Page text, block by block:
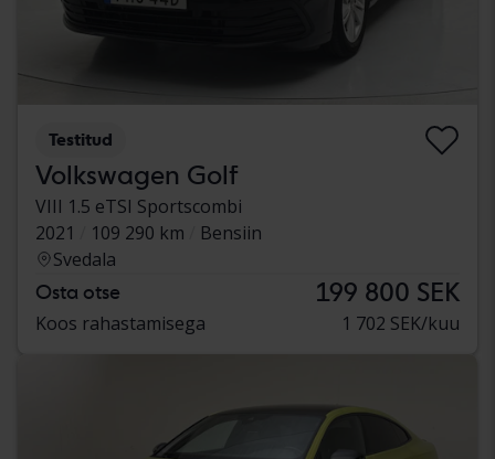
Testitud
Volkswagen Golf
VIII 1.5 eTSI Sportscombi
2021
109 290 km
Bensiin
Svedala
Osta otse 199 800 SEK
Koos rahastamisega 1 702 SEK/kuu